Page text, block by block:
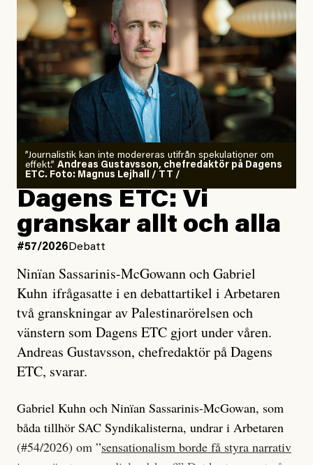
”Journalistik kan inte modereras utifrån spekulationer om
effekt.” Andreas Gustavsson, chefredaktör på Dagens
ETC. Foto: Magnus Lejhall / TT /
Dagens ETC: Vi
granskar allt och alla
#57/2026 Debatt
Ninïan Sassarinis-McGowann och Gabriel
Kuhn ifrågasatte i en debattartikel i Arbetaren
två granskningar av Palestinarörelsen och
vänstern som Dagens ETC gjort under våren.
Andreas Gustavsson, chefredaktör på Dagens
ETC, svarar.
Gabriel Kuhn och Ninïan Sassarinis-McGowan, som
båda tillhör SAC Syndikalisterna, undrar i Arbetaren
(#54/2026) om ”sensationalism borde få styra narrativ